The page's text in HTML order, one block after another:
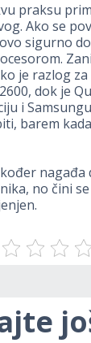
praksu
Ako se
sigurno
je razlog
dok je
i
barem
nagađa
no čini